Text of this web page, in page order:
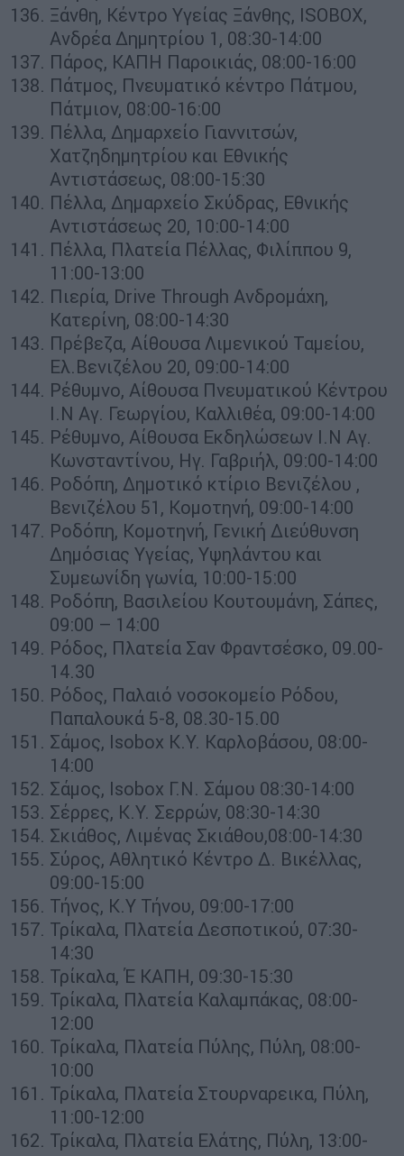
Ξάνθη, Κέντρο Υγείας Ξάνθης, ISOBOX,
Ανδρέα Δημητρίου 1, 08:30-14:00
Πάρος, ΚΑΠΗ Παροικιάς, 08:00-16:00
Πάτμος, Πνευματικό κέντρο Πάτμου,
Πάτμιον, 08:00-16:00
Πέλλα, Δημαρχείο Γιαννιτσών,
Χατζηδημητρίου και Εθνικής
Αντιστάσεως, 08:00-15:30
Πέλλα, Δημαρχείο Σκύδρας, Εθνικής
Αντιστάσεως 20, 10:00-14:00
Πέλλα, Πλατεία Πέλλας, Φιλίππου 9,
11:00-13:00
Πιερία, Drive Through Ανδρομάχη,
Κατερίνη, 08:00-14:30
Πρέβεζα, Αίθουσα Λιμενικού Ταμείου,
Ελ.Βενιζέλου 20, 09:00-14:00
Ρέθυμνο, Αίθουσα Πνευματικού Κέντρου
Ι.Ν Αγ. Γεωργίου, Καλλιθέα, 09:00-14:00
Ρέθυμνο, Αίθουσα Εκδηλώσεων Ι.Ν Αγ.
Κωνσταντίνου, Ηγ. Γαβριήλ, 09:00-14:00
Ροδόπη, Δημοτικό κτίριο Βενιζέλου ,
Βενιζέλου 51, Κομοτηνή, 09:00-14:00
Ροδόπη, Κομοτηνή, Γενική Διεύθυνση
Δημόσιας Υγείας, Υψηλάντου και
Συμεωνίδη γωνία, 10:00-15:00
Ροδόπη, Βασιλείου Κουτουμάνη, Σάπες,
09:00 – 14:00
Ρόδος, Πλατεία Σαν Φραντσέσκο, 09.00-
14.30
Ρόδος, Παλαιό νοσοκομείο Ρόδου,
Παπαλουκά 5-8, 08.30-15.00
Σάμος, Isobox Κ.Υ. Καρλοβάσου, 08:00-
14:00
Σάμος, Isobox Γ.Ν. Σάμου 08:30-14:00
Σέρρες, Κ.Υ. Σερρών, 08:30-14:30
Σκιάθος, Λιμένας Σκιάθου,08:00-14:30
Σύρος, Αθλητικό Κέντρο Δ. Βικέλλας,
09:00-15:00
Τήνος, Κ.Υ Τήνου, 09:00-17:00
Τρίκαλα, Πλατεία Δεσποτικού, 07:30-
14:30
Τρίκαλα, Έ ΚΑΠΗ, 09:30-15:30
Τρίκαλα, Πλατεία Καλαμπάκας, 08:00-
12:00
Τρίκαλα, Πλατεία Πύλης, Πύλη, 08:00-
10:00
Τρίκαλα, Πλατεία Στουρναρεικα, Πύλη,
11:00-12:00
Τρίκαλα, Πλατεία Ελάτης, Πύλη, 13:00-